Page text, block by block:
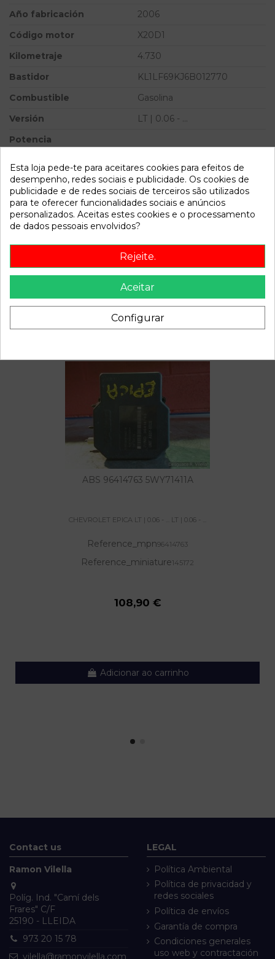
Año fabricación
2006
Código motor
X20D1
Kilometraje
4.730
Bastidor
KL1LF69KJ6B012770
Combustible
Gasolina
Versión
LT | 0.06 - ...
Potencia
Referência 145174
Disponível a partir de: 2022-04-06
Descrição
Recambio de bomba direccion para chevrolet epica lt | 0.06
- ... lt | 0.06 - ... referencia OEM IAM 95949748
ABS 96414763 5WY71411A
CHEVROLET EPICA LT | 0.06 - ... LT | 0.06 - ...
Reference_mpn96414763
Reference_miniature145172
108,90 €
Adicionar ao carrinho
Contact us
Ramon Vilella
Políg. Ind. "Camí dels
Frares" C/F
25190 - LLEIDA
973 20 15 78
vilella@ramonvilella.com
LEGAL
Política Ambiental
Política de privacidad y
redes sociales
Política de envíos
Garantía de compra
Condiciones generales
uso web y contractación
Esta loja pede-te para aceitares cookies para efeitos de
desempenho, redes sociais e publicidade. Os cookies de
publicidade e de redes sociais de terceiros são utilizados
para te oferecer funcionalidades sociais e anúncios
personalizados. Aceitas estes cookies e o processamento
de dados pessoais envolvidos?
Rejeite.
Aceitar
Configurar